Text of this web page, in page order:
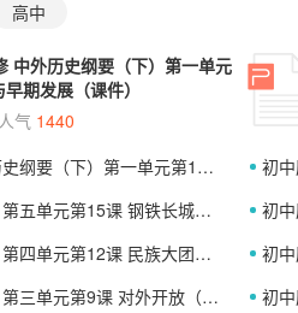
高中
中外历史纲要（下）第一单元
期发展（课件）
人气 1440
元第1课 文明的产生与早期发展（课件）
初中
元第15课 钢铁长城（课件）
初中
第12课 民族大团结（课件）
初中
单元第9课 对外开放（课件）
初中